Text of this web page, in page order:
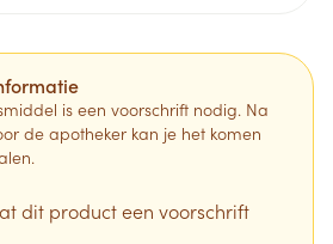
is een voorschrift nodig. Na
de apotheker kan je het komen
dit product een voorschrift